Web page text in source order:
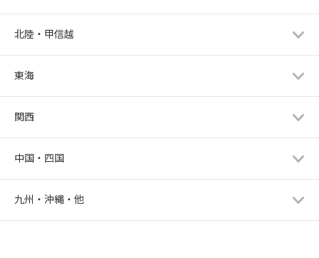
北陸・甲信越
東海
関西
中国・四国
九州・沖縄・他